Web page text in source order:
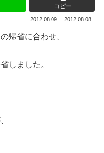
コピー
2012.08.09 2012.08.08
帰省に合わせ、
しました。